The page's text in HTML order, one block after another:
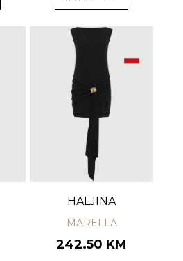
HALJINA
MARELLA
242.50 KM